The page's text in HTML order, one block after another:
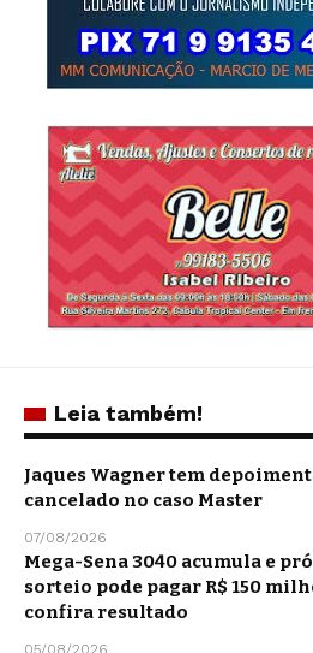
Leia também!
Jaques Wagner tem
cancelado no caso Master
07/08/2026
Mega-Sena 3040 acumula e
sorteio pode pagar R$ 150
confira resultado